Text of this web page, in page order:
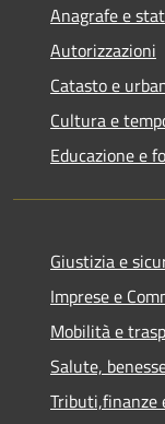
Anagrafe e
Autorizzazioni
Catasto e
Cultura e
Educazione e
Giustizia e
Imprese e
Mobilità e
Salute,
Tributi,finanze